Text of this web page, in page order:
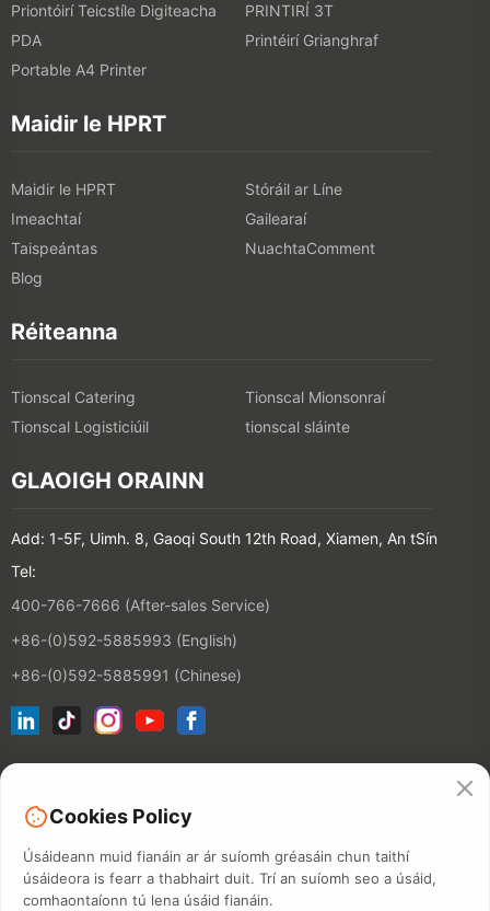
Priontóirí Teicstíle Digiteacha
PRINTIRÍ 3T
PDA
Printéirí Grianghraf
Portable A4 Printer
Maidir le HPRT
Maidir le HPRT
Stóráil ar Líne
Imeachtaí
Gailearaí
Taispeántas
NuachtaComment
Blog
Réiteanna
Tionscal Catering
Tionscal Mionsonraí
Tionscal Logisticiúil
tionscal sláinte
GLAOIGH ORAINN
Add: 1-5F, Uimh. 8, Gaoqi South 12th Road, Xiamen, An tSín
Tel:
400-766-7666 (After-sales Service)
+86-(0)592-5885993 (English)
+86-(0)592-5885991 (Chinese)
Cookies Policy
Úsáideann muid fianáin ar ár suíomh gréasáin chun taithí
úsáideora is fearr a thabhairt duit. Trí an suíomh seo a úsáid,
comhaontaíonn tú lena úsáid fianáin.